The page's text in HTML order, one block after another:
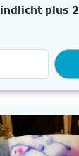
plus